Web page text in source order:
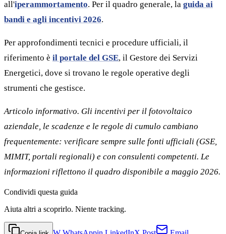
all'iperammortamento. Per il quadro generale, la guida ai
bandi e agli incentivi 2026.
Per approfondimenti tecnici e procedure ufficiali, il
riferimento è il portale del GSE, il Gestore dei Servizi
Energetici, dove si trovano le regole operative degli
strumenti che gestisce.
Articolo informativo. Gli incentivi per il fotovoltaico
aziendale, le scadenze e le regole di cumulo cambiano
frequentemente: verificare sempre sulle fonti ufficiali (GSE,
MIMIT, portali regionali) e con consulenti competenti. Le
informazioni riflettono il quadro disponibile a maggio 2026.
Condividi questa guida
Aiuta altri a scoprirlo. Niente tracking.